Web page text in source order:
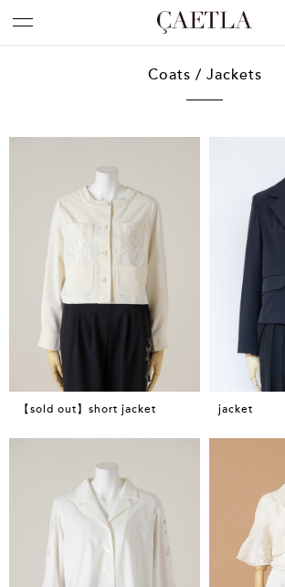
Coats / Jackets
【sold out】short jacket jacket